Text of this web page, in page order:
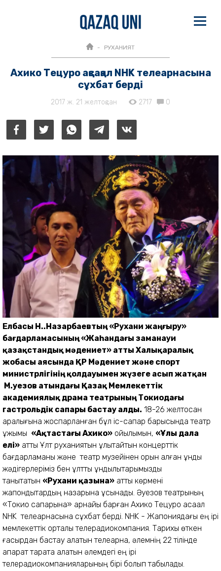
РУХАНИЯТ
Аxико Тецуро ақсақал NHK телеарнасына
сұxбат берді
2017 ж. 21 желтоқсан 2717 0
Елбасы Н.Ә.Назарбаевтың «Рухани жаңғыру»
бағдарламасының «Жаһандағы заманауи
қазақстандық мәдениет» атты Халықаралық
жобасы аясында ҚР Мәдениет және спорт
министрлігінің қолдауымен жүзеге асып жатқан
М.Әуезов атындағы Қазақ Мемлекеттік
академиялық драма театрының Токиодағы
гастрольдік сапары бастау алды. 18-26 желтоқсан
аралығына жоспарланған бұл іс-сапар барысында театр
ұжымы «Ақтастағы Ахико» қойылымын, «Ұлы дала
елі» атты Ұлт руханиятын ұлықтайтын концерттік
бағдарламаны және театр музейінен орын алған құнды
жәдігерлеріміз бен ұлттық құндылықтарымызды
танытатын «Рухани қазына» атты көрмені
жапондықтардың назарына ұсынады. Әуезов театрының
«Токио сапарына» арнайы барған Ахико Тецуро ақсақал
NHK телеарнасына сұхбат берді. NHK - Жапониядағы ең ірі
мемлекеттік орталық телерадиокомпания. Тариxы өткен
ғасырдан бастау алатын телеарна, әлемнің 22 тілінде
ақпарат тарата алатын әлемдегі ең ірі
телерадиокомпанияларының бірі болып табылады.